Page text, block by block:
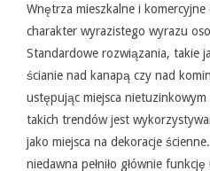
31
Wnętrza mieszkalne i
charakter wyrazistego wyrazu
Standardowe rozwiązania, takie
ścianie nad kanapą czy nad
ustępując miejsca
takich trendów jest
jako miejsca na dekoracje
niedawna pełniło głównie